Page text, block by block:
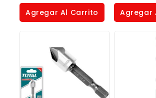
of
Agregar Al Carrito
of
Agregar